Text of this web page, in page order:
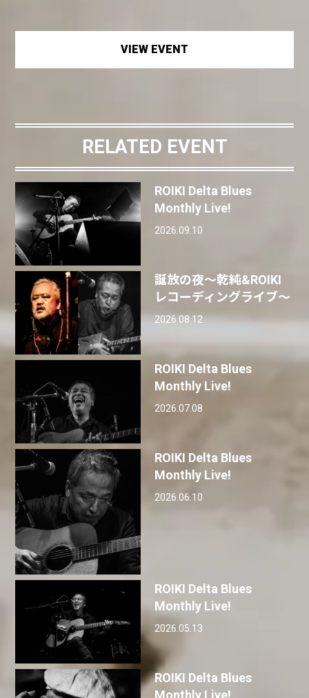
VIEW EVENT
RELATED EVENT
ROIKI Delta Blues
Monthly Live!
2026.09.10
誕放の夜〜乾純&ROIKI
レコーディングライブ〜
2026.08.12
ROIKI Delta Blues
Monthly Live!
2026.07.08
ROIKI Delta Blues
Monthly Live!
2026.06.10
ROIKI Delta Blues
Monthly Live!
2026.05.13
ROIKI Delta Blues
Monthly Live!